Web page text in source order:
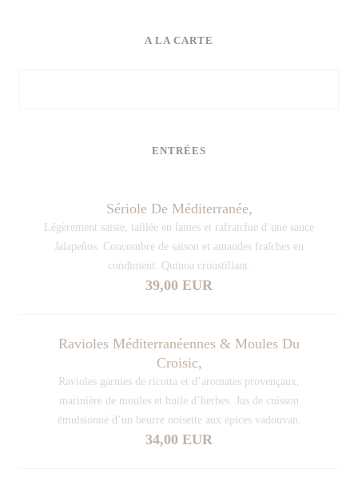
A LA CARTE
ENTRÉES
Sériole De Méditerranée,
Légèrement saisie, taillée en lames et rafraichie d’une sauce
Jalapeños. Concombre de saison et amandes fraîches en
condiment. Quinoa croustillant.
39,00 EUR
Ravioles Méditerranéennes & Moules Du
Croisic,
Ravioles garnies de ricotta et d’aromates provençaux,
marinière de moules et huile d’herbes. Jus de cuisson
émulsionné d’un beurre noisette aux épices vadouvan.
34,00 EUR